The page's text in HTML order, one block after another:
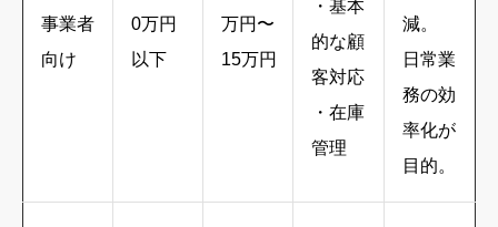
事業者
向け
0万円
以下
万円〜
15万円
・基本
的な顧
客対応
・在庫
管理
減。
日常業
務の効
率化が
目的。